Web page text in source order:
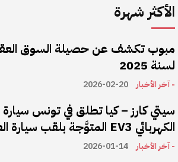
الأكثر شهرة
مبوب تكشف عن حصيلة السوق
لسنة 2025
- آخر الأخبار 2026-02-20
سيتي كارز – كيا تطلق في تونس سيارة
الكهربائي EV3 المتوَّجة بلقب سيارة العام عالميًا
- آخر الأخبار 2026-01-14